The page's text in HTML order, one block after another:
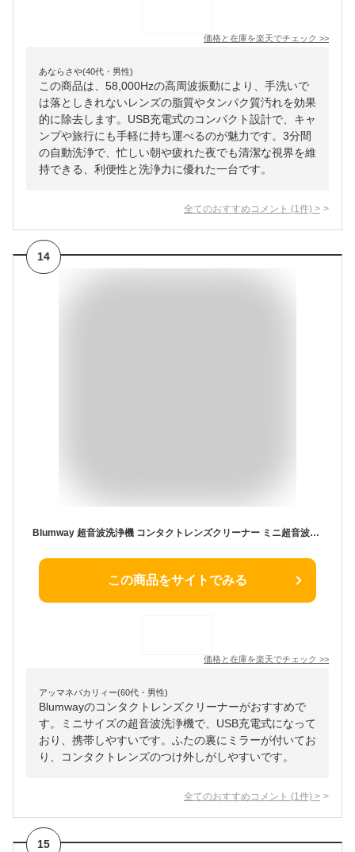
価格と在庫を楽天でチェック >>
あならさや(40代・男性)
この商品は、58,000Hzの高周波振動により、手洗いで
は落としきれないレンズの脂質やタンパク質汚れを効果
的に除去します。USB充電式のコンパクト設計で、キャ
ンプや旅行にも手軽に持ち運べるのが魅力です。3分間
の自動洗浄で、忙しい朝や疲れた夜でも清潔な視界を維
持できる、利便性と洗浄力に優れた一台です。
全てのおすすめコメント (1 件) >
14
Blumway 超音波洗浄機 コンタクトレンズクリーナー ミニ超音波洗浄器 58000HZ 脂質汚れ洗浄 蛋白除去 USB充電式 コンパクトで携帯便利 遠足、野営、キャンプ、日常生活必需品(ホワイト)
この商品をサイトでみる
価格と在庫を楽天でチェック >>
アッマネバカリィー(60代・男性)
Blumwayのコンタクトレンズクリーナーがおすすめで
す。ミニサイズの超音波洗浄機で、USB充電式になって
おり、携帯しやすいです。ふたの裏にミラーが付いてお
り、コンタクトレンズのつけ外しがしやすいです。
全てのおすすめコメント (1 件) >
15